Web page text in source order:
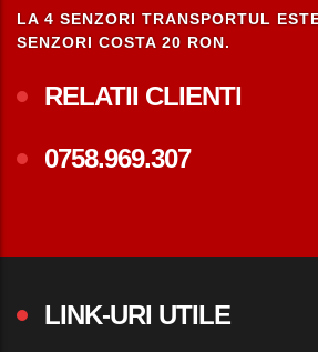
LA 4 SENZORI TRANSPORTUL
SENZORI COSTA 20 RON.
RELATII CLIENTI
0758.969.307
LINK-URI UTILE